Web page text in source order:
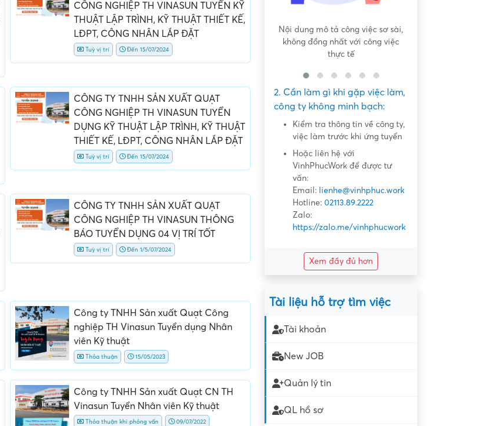
CÔNG NGHIỆP TH VINASUN TUYỂN KỸ
THUẬT LẬP TRÌNH, KỸ THUẬT THIẾT KẾ,
LĐPT, CÔNG NHÂN LẮP ĐẶT
Tuỳ vị trí Đến 15/07/2024
CÔNG TY TNHH SẢN XUẤT QUẠT
CÔNG NGHIỆP TH VINASUN TUYỂN
DỤNG KỸ THUẬT LẬP TRÌNH, KỸ THUẬT
THIẾT KẾ, LĐPT, CÔNG NHÂN LẮP ĐẶT
Tuỳ vị trí Đến 15/07/2024
CÔNG TY TNHH SẢN XUẤT QUẠT
CÔNG NGHIỆP TH VINASUN THÔNG
BÁO TUYỂN DỤNG 04 VỊ TRÍ TỐT
Tuỳ vị trí Đến 1/5/07/2024
Công ty TNHH Sản xuất Quạt Công
nghiệp TH Vinasun Tuyển dụng Nhân
viên Kỹ thuật
Thỏa thuận 15/05/2023
Công ty TNHH Sản xuất Quạt CN TH
Vinasun Tuyển Nhân viên Kỹ thuật
Thỏa thuận khi phỏng vấn 09/07/2022
Yêu cầu ký kết giấy tờ không rõ
ràng hoặc nộp giấy tờ gốc
Địa điểm phỏng vấn bất bình
thường
Nội dung mô tả công việc sơ sài,
không đồng nhất với công việc
thực tế
2. Cần làm gì khi gặp việc làm,
công ty không minh bạch:
Kiểm tra thông tin về công ty,
việc làm trước khi ứng tuyển
Hoặc liên hệ với
VinhPhucWork để được tư
vấn:
Email: lienhe@vinhphuc.work
Hotline: 02113.89.2222
Zalo:
https://zalo.me/vinhphucwork
Xem đầy đủ hơn
Tài liệu hỗ trợ tìm việc
Tài khoản
New JOB
Quản lý tin
QL hồ sơ